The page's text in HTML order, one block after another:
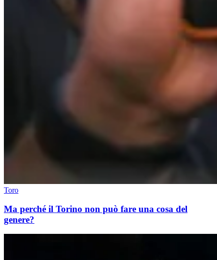
Toro
Ma perché il Torino non può fare una cosa del
genere?